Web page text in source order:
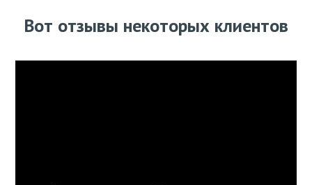
Вот отзывы некоторых клиентов